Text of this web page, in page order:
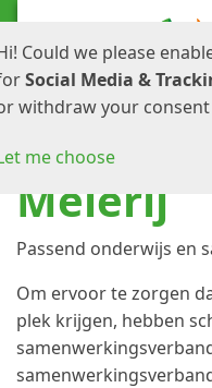
Meierij
Passend onderwijs en
Om ervoor te zorgen
plek krijgen, hebben
Could we please
Social Media &
withdraw your consent
me choose